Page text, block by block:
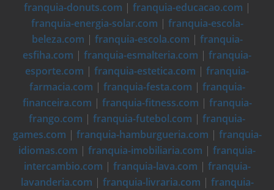
franquia-donuts.com | franquia-educacao.com |
franquia-energia-solar.com | franquia-escola-
beleza.com | franquia-escola.com | franquia-
esfiha.com | franquia-esmalteria.com | franquia-
esporte.com | franquia-estetica.com | franquia-
farmacia.com | franquia-festa.com | franquia-
financeira.com | franquia-fitness.com | franquia-
frango.com | franquia-futebol.com | franquia-
games.com | franquia-hamburgueria.com | franquia-
idiomas.com | franquia-imobiliaria.com | franquia-
intercambio.com | franquia-lava.com | franquia-
lavanderia.com | franquia-livraria.com | franquia-